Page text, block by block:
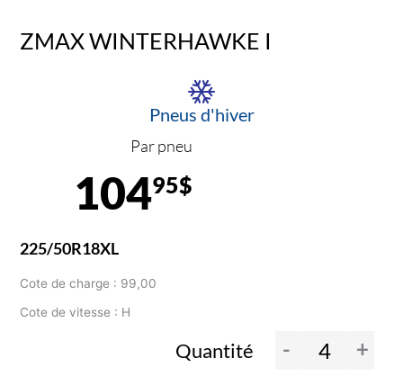
ZMAX WINTERHAWKE I
Pneus d'hiver
Par pneu
10495$
225/50R18XL
Cote de charge : 99,00
Cote de vitesse : H
Quantité - +